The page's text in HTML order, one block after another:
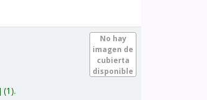
No hay
imagen de
cubierta
disponible
(1).